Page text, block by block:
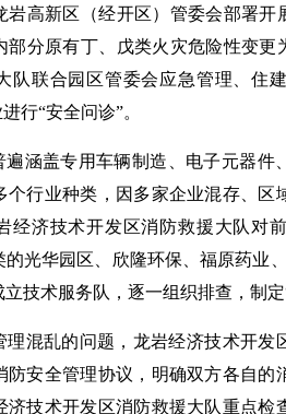
岩高新区（经开区）管委会部署开
分原有丁、戊类火灾危险性变更
队联合园区管委会应急管理、住
行“安全问诊”。
遍涵盖专用车辆制造、电子元器件
个行业种类，因多家企业混存、区
经济技术开发区消防救援大队对
光华园区、欣隆环保、福原药业
技术服务队，逐一组织排查，制定
混乱的问题， 龙岩经济技术开发
防安全管理协议，明确双方各自的
济技术开发区消防救援大队重点检